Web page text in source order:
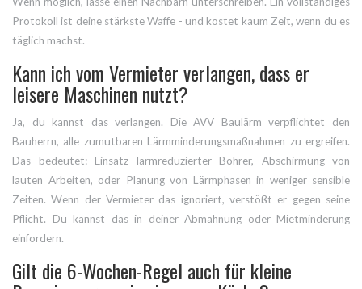
Protokoll ist deine stärkste Waffe - und kostet kaum Zeit, wenn du es
täglich machst.
Kann ich vom Vermieter verlangen, dass er
leisere Maschinen nutzt?
Ja, du kannst das verlangen. Die AVV Baulärm verpflichtet den
Bauherrn, alle zumutbaren Lärmminderungsmaßnahmen zu ergreifen.
Das bedeutet: Einsatz lärmreduzierter Bohrer, Abschirmung von
lauten Arbeiten, oder Planung von Lärmphasen in weniger sensible
Zeiten. Wenn der Vermieter das ignoriert, verstößt er gegen seine
Pflicht. Du kannst das in deiner Abmahnung oder Mietminderung
einfordern.
Gilt die 6-Wochen-Regel auch für kleine